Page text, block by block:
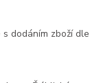
dodáním zboží dle